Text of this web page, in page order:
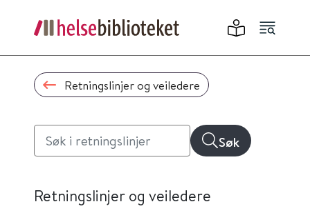
Retningslinjer og veiledere
Søk
Retningslinjer og veiledere